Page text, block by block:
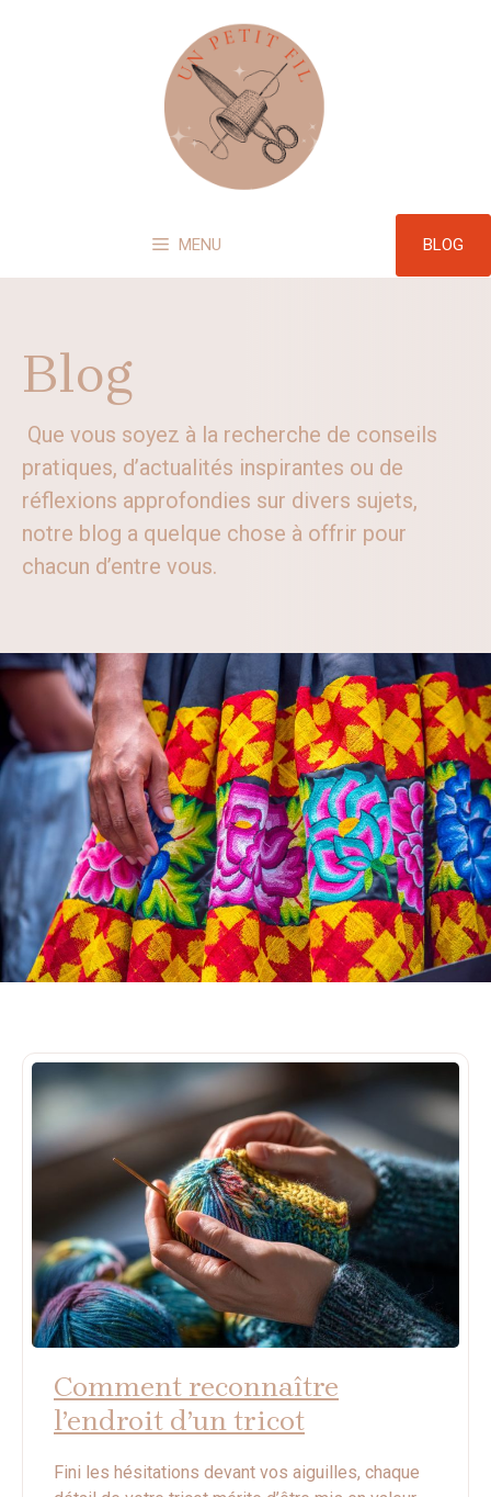
MENU BLOG
Blog
Que vous soyez à la recherche de conseils
pratiques, d’actualités inspirantes ou de
réflexions approfondies sur divers sujets,
notre blog a quelque chose à offrir pour
chacun d’entre vous.
Comment reconnaître
l’endroit d’un tricot
Fini les hésitations devant vos aiguilles, chaque